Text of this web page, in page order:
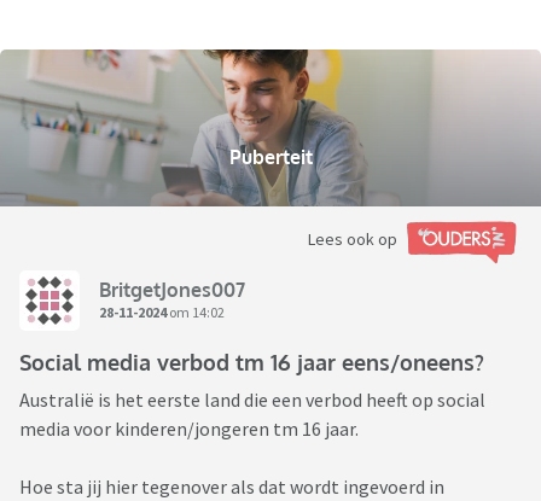
Puberteit
Lees ook op
BritgetJones007
28-11-2024om 14:02
Social media verbod tm 16 jaar eens/oneens?
Australië is het eerste land die een verbod heeft op social
media voor kinderen/jongeren tm 16 jaar.
Hoe sta jij hier tegenover als dat wordt ingevoerd in